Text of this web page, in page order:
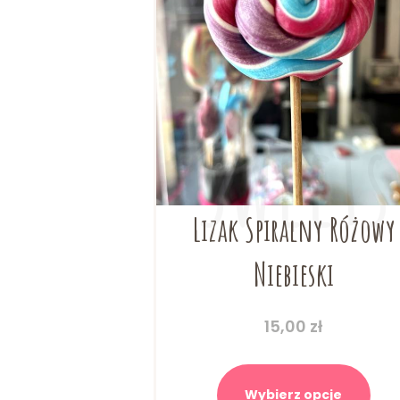
Lizak Spiralny Różowy
Niebieski
15,00 zł
Wybierz opcje